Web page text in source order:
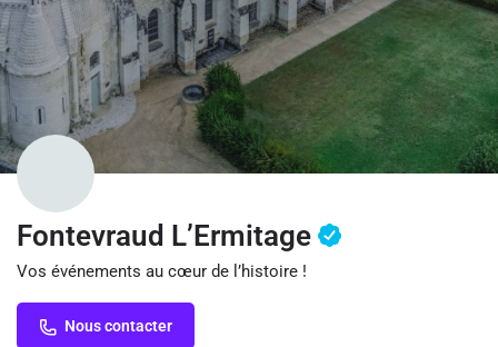
Fontevraud L’Ermitage
Vos événements au cœur de l’histoire !
Nous contacter